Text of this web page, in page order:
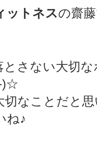
ットネスの齋
さない大切
)☆
切なことだと
ね♪